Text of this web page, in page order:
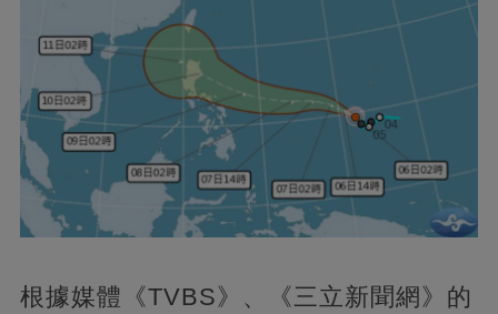
根據媒體《TVBS》、《三立新聞網》的